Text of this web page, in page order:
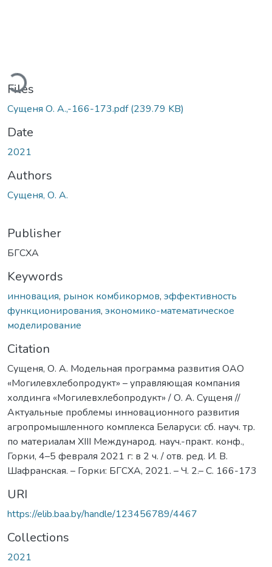
Files
Сущеня О. А.,-166-173.pdf(239.79 KB)
Date
2021
Authors
Сущеня, О. А.
Publisher
БГСХА
Keywords
инновация, рынок комбикормов, эффективность
функционирования, экономико-математическое
моделирование
Citation
Сущеня, О. А. Модельная программа развития ОАО
«Могилевхлебопродукт» – управляющая компания
холдинга «Могилевхлебопродукт» / О. А. Сущеня //
Актуальные проблемы инновационного развития
агропромышленного комплекса Беларуси: сб. науч. тр.
по материалам ХIII Международ. науч.-практ. конф.,
Горки, 4–5 февраля 2021 г: в 2 ч. / отв. ред. И. В.
Шафранская. – Горки: БГСХА, 2021. – Ч. 2.– С. 166-173
URI
https://elib.baa.by/handle/123456789/4467
Collections
2021